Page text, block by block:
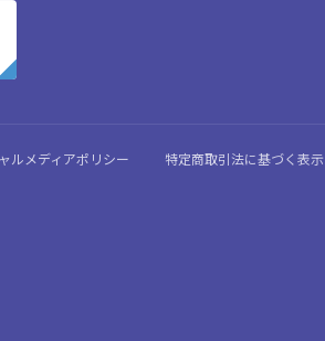
ルメディアポリシー 特定商取引法に基づく表示